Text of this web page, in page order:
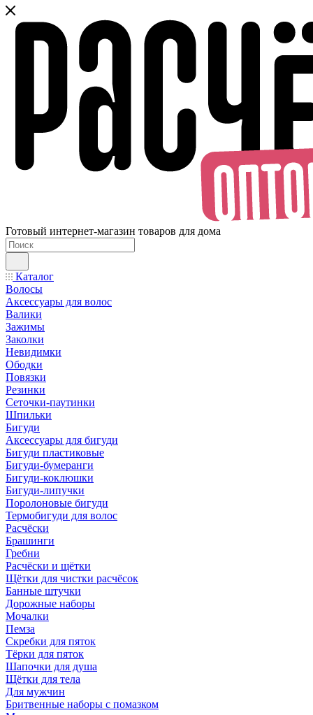
Готовый интернет-магазин товаров для дома
Каталог
Волосы
Аксессуары для волос
Валики
Зажимы
Заколки
Невидимки
Ободки
Повязки
Резинки
Сеточки-паутинки
Шпильки
Бигуди
Аксессуары для бигуди
Бигуди пластиковые
Бигуди-бумеранги
Бигуди-коклюшки
Бигуди-липучки
Поролоновые бигуди
Термобигуди для волос
Расчёски
Брашинги
Гребни
Расчёски и щётки
Щётки для чистки расчёсок
Банные штучки
Дорожные наборы
Мочалки
Пемза
Скребки для пяток
Тёрки для пяток
Шапочки для душа
Щётки для тела
Для мужчин
Бритвенные наборы с помазком